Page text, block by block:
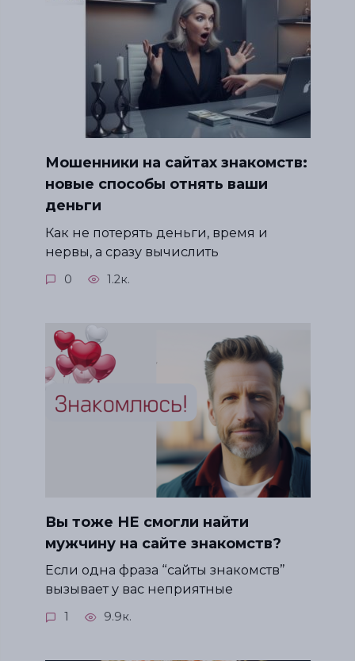
Мошенники на сайтах знакомств:
новые способы отнять ваши
деньги
Как не потерять деньги, время и
нервы, а сразу вычислить
0 1.2к.
Вы тоже НЕ смогли найти
мужчину на сайте знакомств?
Если одна фраза “сайты знакомств”
вызывает у вас неприятные
1 9.9к.